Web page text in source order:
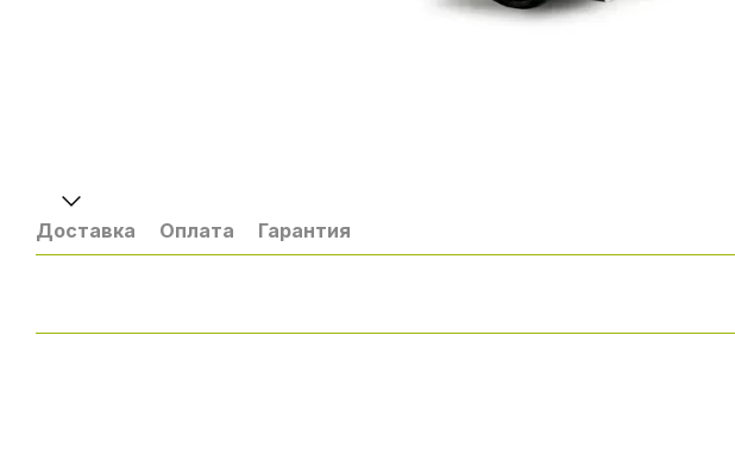
Доставка Оплата Гарантия